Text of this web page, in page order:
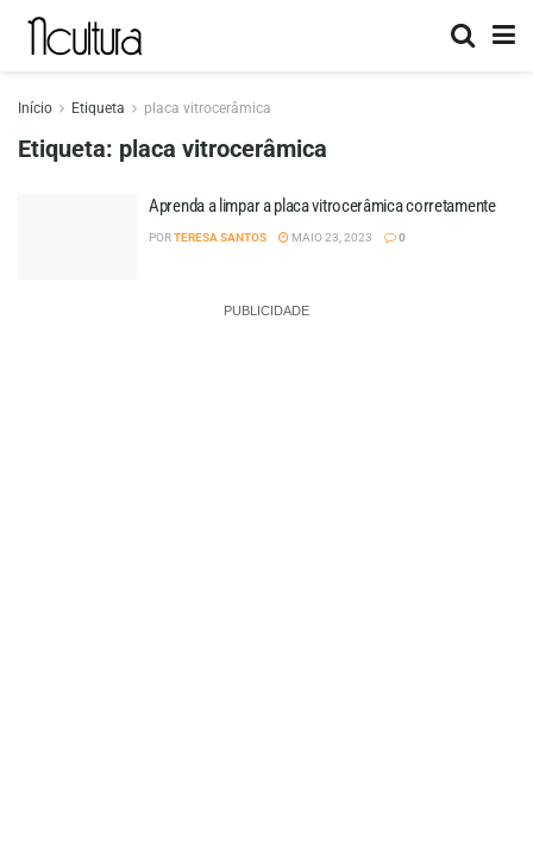
Início Etiqueta placa vitrocerâmica
Etiqueta: placa vitrocerâmica
Aprenda a limpar a placa vitrocerâmica corretamente
PORTERESA SANTOS MAIO 23, 2023 0
PUBLICIDADE